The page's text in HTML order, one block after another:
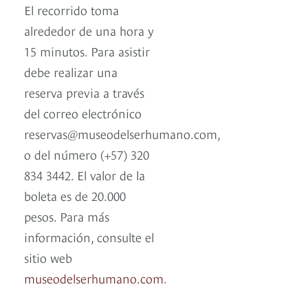
El recorrido toma
alrededor de una hora y
15 minutos. Para asistir
debe realizar una
reserva previa a través
del correo electrónico
reservas@museodelserhumano.com,
o del número (+57) 320
834 3442. El valor de la
boleta es de 20.000
pesos. Para más
información, consulte el
sitio web
museodelserhumano.com.